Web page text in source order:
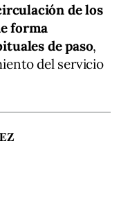
de los
forma
de paso,
del servicio